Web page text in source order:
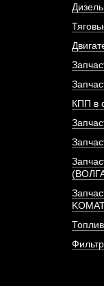
ТНВД (топливный
давления)
АРТИКУЛ:
ПОД
КПП в